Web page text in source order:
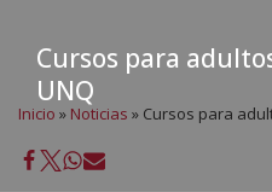
Cursos para
UNQ
Inicio » Noticias » Cursos para